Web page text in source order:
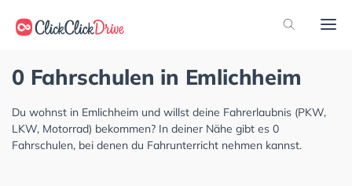
0 Fahrschulen in Emlichheim
Du wohnst in Emlichheim und willst deine Fahrerlaubnis (PKW,
LKW, Motorrad) bekommen? In deiner Nähe gibt es 0
Fahrschulen, bei denen du Fahrunterricht nehmen kannst.